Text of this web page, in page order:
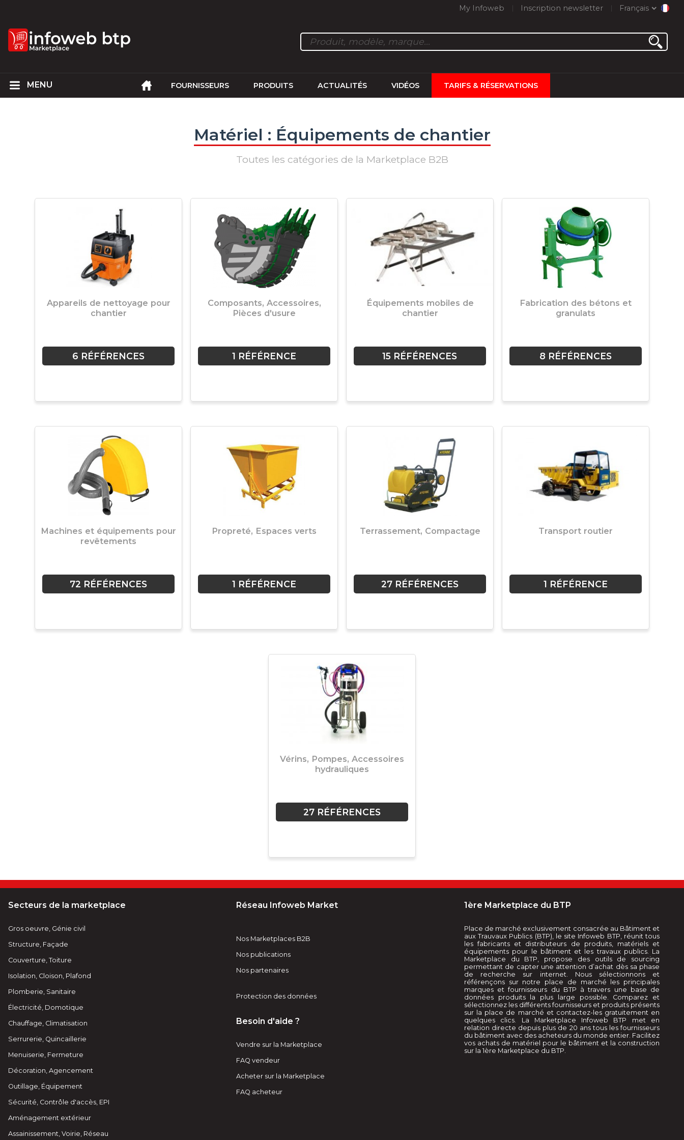
My Infoweb Inscription newsletter Français
FOURNISSEURS PRODUITS ACTUALITÉS VIDÉOS TARIFS & RÉSERVATIONS
Matériel : Équipements de chantier
Toutes les catégories de la Marketplace B2B
Appareils de nettoyage pour
chantier
6 RÉFÉRENCES
Composants, Accessoires,
Pièces d'usure
1 RÉFÉRENCE
Équipements mobiles de
chantier
15 RÉFÉRENCES
Fabrication des bétons et
granulats
8 RÉFÉRENCES
Machines et équipements pour
revêtements
72 RÉFÉRENCES
Propreté, Espaces verts
1 RÉFÉRENCE
Terrassement, Compactage
27 RÉFÉRENCES
Transport routier
1 RÉFÉRENCE
Vérins, Pompes, Accessoires
hydrauliques
27 RÉFÉRENCES
Secteurs de la marketplace
Gros oeuvre, Génie civil
Structure, Façade
Couverture, Toiture
Isolation, Cloison, Plafond
Plomberie, Sanitaire
Électricité, Domotique
Chauffage, Climatisation
Serrurerie, Quincaillerie
Menuiserie, Fermeture
Décoration, Agencement
Outillage, Équipement
Sécurité, Contrôle d'accès, EPI
Aménagement extérieur
Assainissement, Voirie, Réseau
Réseau Infoweb Market
Nos Marketplaces B2B
Nos publications
Nos partenaires
Protection des données
Besoin d'aide ?
Vendre sur la Marketplace
FAQ vendeur
Acheter sur la Marketplace
FAQ acheteur
1ère Marketplace du BTP
Place de marché exclusivement consacrée au Bâtiment et
aux Trauvaux Publics (BTP), le site Infoweb BTP, réunit tous
les fabricants et distributeurs de produits, matériels et
équipements pour le bâtiment et les travaux publics. La
Marketplace du BTP, propose des outils de sourcing
permettant de capter une attention d’achat dès sa phase
de recherche sur internet. Nous sélectionnons et
référençons sur notre place de marché les principales
marques et fournisseurs du BTP à travers une base de
données produits la plus large possible. Comparez et
sélectionnez les différents fournisseurs et produits présents
sur la place de marché et contactez-les gratuitement en
quelques clics. La Marketplace Infoweb BTP met en
relation directe depuis plus de 20 ans tous les fournisseurs
du bâtiment avec des acheteurs du monde entier. Facilitez
vos achats de matériel pour le bâtiment et la construction
sur la 1ère Marketplace du BTP.